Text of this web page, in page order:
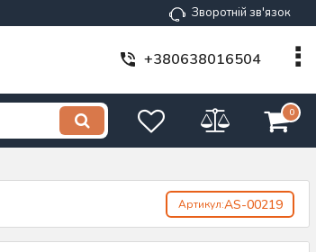
Зворотній зв'язок
+380638016504
0
Артикул:AS-00219